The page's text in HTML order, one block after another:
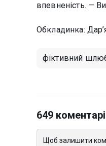
впевненість. —
Обкладинка:
фіктивний
649
Щоб залишити